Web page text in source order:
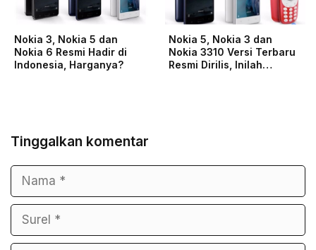
Nokia 3, Nokia 5 dan
Nokia 6 Resmi Hadir di
Indonesia, Harganya?
Nokia 5, Nokia 3 dan
Nokia 3310 Versi Terbaru
Resmi Dirilis, Inilah…
Tinggalkan komentar
Nama
Surel